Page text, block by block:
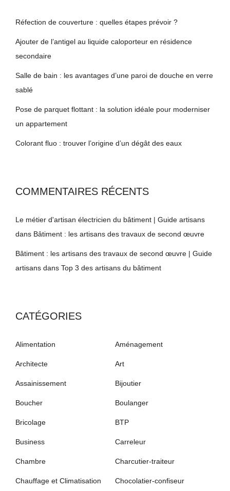
Réfection de couverture : quelles étapes prévoir ?
Ajouter de l’antigel au liquide caloporteur en résidence
secondaire
Salle de bain : les avantages d’une paroi de douche en verre
sablé
Pose de parquet flottant : la solution idéale pour moderniser
un appartement
Colorant fluo : trouver l’origine d’un dégât des eaux
COMMENTAIRES RÉCENTS
Le métier d'artisan électricien du bâtiment | Guide artisans
dans Bâtiment : les artisans des travaux de second œuvre
Bâtiment : les artisans des travaux de second œuvre | Guide
artisans dans Top 3 des artisans du bâtiment
CATÉGORIES
Alimentation Aménagement
Architecte Art
Assainissement Bijoutier
Boucher Boulanger
Bricolage BTP
Business Carreleur
Chambre Charcutier-traiteur
Chauffage et Climatisation Chocolatier-confiseur